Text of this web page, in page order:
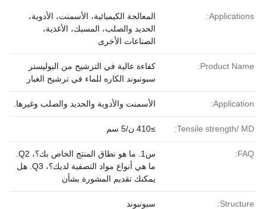
Applications:
المعالجة الكيميائية، الأسمنت، الأدوية،
الحديد والصلب، المسبك، الأغذية،
الصناعات الأخرى
Product Name:
كفاءة عالية في الترشيح من البوليستر
سبونبوند الكاره للماء في ترشيح الغبار
Application: الأسمنت والأدوية والحديد والصلب وغيرها.
Tensile strength/ MD: ≥410 ن/5 سم
FAQ:
ما هي أنواع مواد التصفية لديك؟، Q3. هل
يمكنك تقديم المشورة بشأن
Structure: سبونبوند